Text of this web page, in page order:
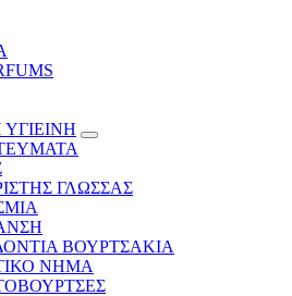
ΓΛΩΣΣΑΣ
ΒΟΥΡΤΣΑΚΙΑ
ΝΗΜΑ